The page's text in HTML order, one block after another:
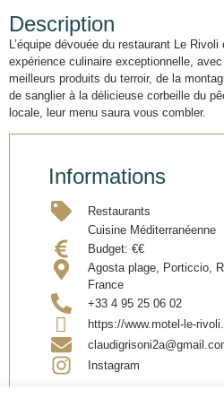
Description
L’équipe dévouée du restaurant Le
expérience culinaire exceptionnelle,
meilleurs produits du terroir, de la
de sanglier à la délicieuse corbeille du
locale, leur menu saura vous combler.
Informations
Restaurants
Cuisine Méditerranéenne
Budget: €€
Agosta plage, Porticcio,
France
+33 4 95 25 06 02
https://www.motel-le-
Instagram